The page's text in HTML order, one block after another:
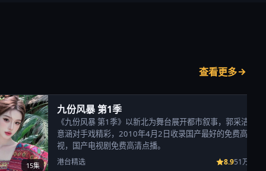
查看更多
15集
九份风暴 第1季
《九份风暴 第1季》以新北为舞台展开都市叙事，郭采洁、陈
意涵对手戏精彩，2010年4月2日收录国产最好的免费高清电
视，国产电视剧免费高清点播。
港台精选 8.951万次播